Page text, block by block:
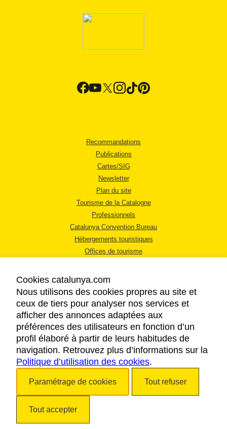
Recommandations
Publications
Cartes/SIG
Newsletter
Plan du site
Tourisme de la Catalogne
Professionnels
Catalunya Convention Bureau
Hébergements touristiques
Offices de tourisme
MENTIONS LÉGALES
RÈGLES DE CONFIDENTIALITÉ
COOKIES
ACCESSIBILITÉ
Cookies catalunya.com
Nous utilisons des cookies propres au site et
ceux de tiers pour analyser nos services et
afficher des annonces adaptées aux
préférences des utilisateurs en fonction d’un
profil élaboré à partir de leurs habitudes de
navigation. Retrouvez plus d’informations sur la
Politique d’utilisation des cookies.
Paramétrage de cookies Tout refuser
Tout accepter